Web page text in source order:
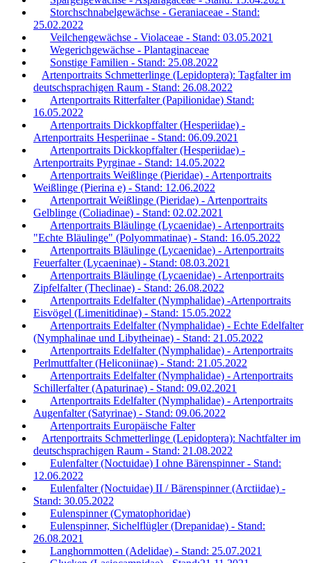
Storchschnabelgewächse - Geraniaceae - Stand:
25.02.2022
Veilchengewächse - Violaceae - Stand: 03.05.2021
Wegerichgewächse - Plantaginaceae
Sonstige Familien - Stand: 25.08.2022
Artenportraits Schmetterlinge (Lepidoptera): Tagfalter im
deutschsprachigen Raum - Stand: 26.08.2022
Artenportraits Ritterfalter (Papilionidae) Stand:
16.05.2022
Artenportraits Dickkopffalter (Hesperiidae) -
Artenportraits Hesperiinae - Stand: 06.09.2021
Artenportraits Dickkopffalter (Hesperiidae) -
Artenportraits Pyrginae - Stand: 14.05.2022
Artenportraits Weißlinge (Pieridae) - Artenportraits
Weißlinge (Pierina e) - Stand: 12.06.2022
Artenportrait Weißlinge (Pieridae) - Artenportraits
Gelblinge (Coliadinae) - Stand: 02.02.2021
Artenportraits Bläulinge (Lycaenidae) - Artenportraits
"Echte Bläulinge" (Polyommatinae) - Stand: 16.05.2022
Artenportraits Bläulinge (Lycaenidae) - Artenportraits
Feuerfalter (Lycaeninae) - Stand: 08.03.2021
Artenportraits Bläulinge (Lycaenidae) - Artenportraits
Zipfelfalter (Theclinae) - Stand: 26.08.2022
Artenportraits Edelfalter (Nymphalidae) -Artenportraits
Eisvögel (Limenitidinae) - Stand: 15.05.2022
Artenportraits Edelfalter (Nymphalidae) - Echte Edelfalter
(Nymphalinae und Libytheinae) - Stand: 21.05.2022
Artenportraits Edelfalter (Nymphalidae) - Artenportraits
Perlmuttfalter (Heliconiinae) - Stand: 21.05.2022
Artenportraits Edelfalter (Nymphalidae) - Artenportraits
Schillerfalter (Apaturinae) - Stand: 09.02.2021
Artenportraits Edelfalter (Nymphalidae) - Artenportraits
Augenfalter (Satyrinae) - Stand: 09.06.2022
Artenportraits Europäische Falter
Artenportraits Schmetterlinge (Lepidoptera): Nachtfalter im
deutschsprachigen Raum - Stand: 21.08.2022
Eulenfalter (Noctuidae) I ohne Bärenspinner - Stand:
12.06.2022
Eulenfalter (Noctuidae) II / Bärenspinner (Arctiidae) -
Stand: 30.05.2022
Eulenspinner (Cymatophoridae)
Eulenspinner, Sichelflügler (Drepanidae) - Stand:
26.08.2021
Langhornmotten (Adelidae) - Stand: 25.07.2021